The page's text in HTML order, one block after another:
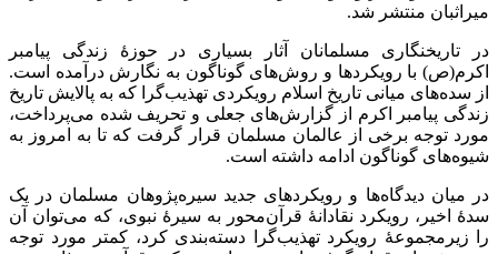
میراثبان منتشر شد.
در تاریخنگاری مسلمانان آثار بسیاری در حوزۀ زندگی پیامبر
اکرم(ص) با رویکردها و روش‌های گوناگون به نگارش درآمده است.
از سده‌های میانی تاریخ اسلام رویکردی تهذیب‌گرا که به پالایش تاریخ
زندگی پیامبر اکرم از گزارش‌های جعلی و تحریف شده می‌پرداخت،
مورد توجه برخی از عالمان مسلمان قرار گرفت که تا به امروز به
شیوه‌های گوناگون ادامه داشته است.
در میان دیدگاه‌ها و رویکردهای جدید سیره‌پژوهان مسلمان در یک
سدۀ اخیر، رویکرد نقادانۀ قرآن‌محور به سیرۀ نبوی، که می‌توان آن
را زیرمجموعۀ رویکرد تهذیب‌گرا دسته‌بندی کرد، کمتر مورد توجه